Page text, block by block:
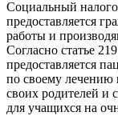
Социальный
предоставляется
работы и
Согласно статье
предоставляется
по своему лечению
своих родителей и
для учащихся на